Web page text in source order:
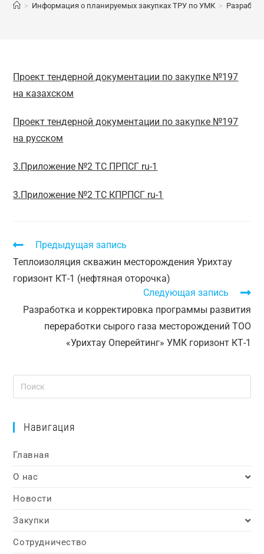
> Информация о планируемых закупках ТРУ по УМК >
Проект тендерной документации по закупке №197
на казахском
Проект тендерной документации по закупке №197
на русском
3.Приложение №2 ТС ПРПСГ ru-1
3.Приложение №2 ТС КПРПСГ ru-1
Предыдущая запись
Теплоизоляция скважин месторождения Урихтау
горизонт КТ-1 (нефтяная оторочка)
Следующая запись
Разработка и корректировка программы развития
переработки сырого газа месторождений ТОО
«Урихтау Оперейтинг» УМК горизонт КТ-1
Навигация
Главная
О нас
Новости
Закупки
Сотрудничество